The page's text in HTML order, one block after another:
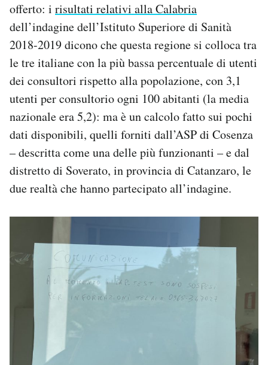
offerto: i risultati relativi alla Calabria
dell’indagine dell’Istituto Superiore di Sanità
2018-2019 dicono che questa regione si colloca tra
le tre italiane con la più bassa percentuale di utenti
dei consultori rispetto alla popolazione, con 3,1
utenti per consultorio ogni 100 abitanti (la media
nazionale era 5,2): ma è un calcolo fatto sui pochi
dati disponibili, quelli forniti dall’ASP di Cosenza
– descritta come una delle più funzionanti – e dal
distretto di Soverato, in provincia di Catanzaro, le
due realtà che hanno partecipato all’indagine.